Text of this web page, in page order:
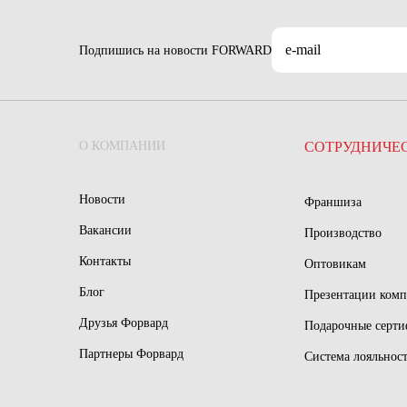
Подпишись на новости FORWARD
О КОМПАНИИ
Новости
Вакансии
Контакты
Блог
Друзья Форвард
Партнеры Форвард
Франшиза
Производство
Оптовикам
Презентации
Подарочные
Система